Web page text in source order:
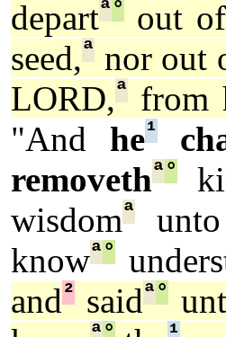
departª° out
seed,ª nor out
LORD,ª from
"And he¹
removethª°
wisdomª
knowª°
and² saidª°